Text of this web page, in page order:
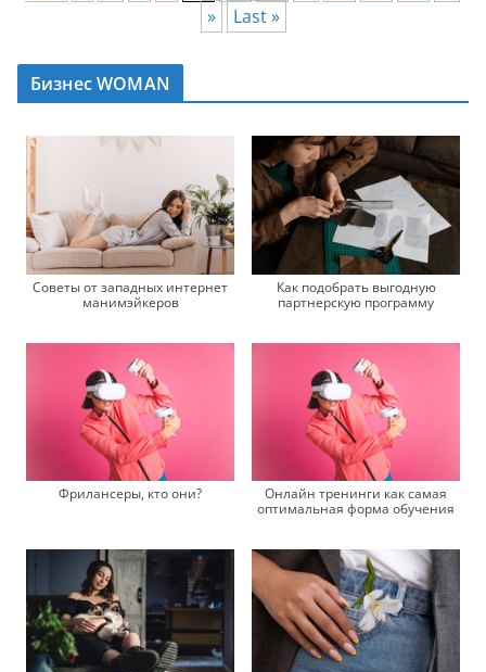
»
Last »
Бизнес WOMAN
Советы от западных интернет
манимэйкеров
Как подобрать выгодную
партнерскую программу
Фрилансеры, кто они?
Онлайн тренинги как самая
оптимальная форма обучения